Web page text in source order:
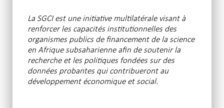
La SGCI est une initiative multilatérale visant à
renforcer les capacités institutionnelles des
organismes publics de financement de la science
en Afrique subsaharienne afin de soutenir la
recherche et les politiques fondées sur des
données probantes qui contribueront au
développement économique et social.